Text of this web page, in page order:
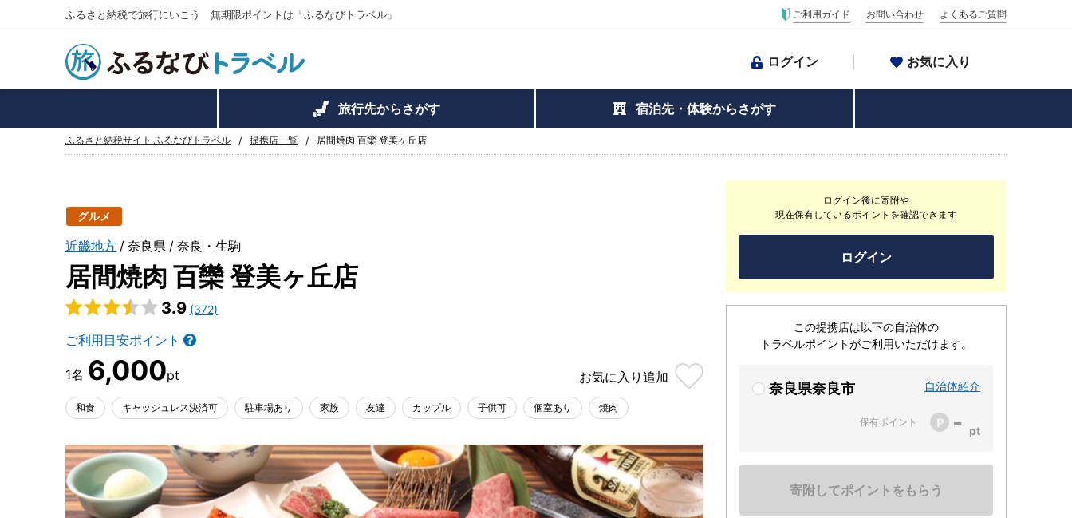
ふるさと納税で旅行にいこう 無期限ポイントは「ふるなびトラベル」 ご利用ガイド お問い合わせ よくあるご質問
ログイン お気に入り
旅行先からさがす 宿泊先・体験からさがす
ふるさと納税サイト ふるなびトラベル 提携店一覧 居間焼肉 百欒 登美ヶ丘店
グルメ
近畿地方 奈良県 奈良・生駒
居間焼肉 百欒 登美ヶ丘店
3.9 (372)
ご利用目安ポイント
6,000 お気に入り 追加
和食 キャッシュレス決済可 駐車場あり 家族 友達 カップル 子供可 個室あり 焼肉
ログイン後に寄附や
現在保有しているポイントを確認できます
ログイン
この提携店は以下の自治体の
トラベルポイントがご利用いただけます。
奈良県奈良市 自治体紹介
保有ポイント -
寄附してポイントをもらう